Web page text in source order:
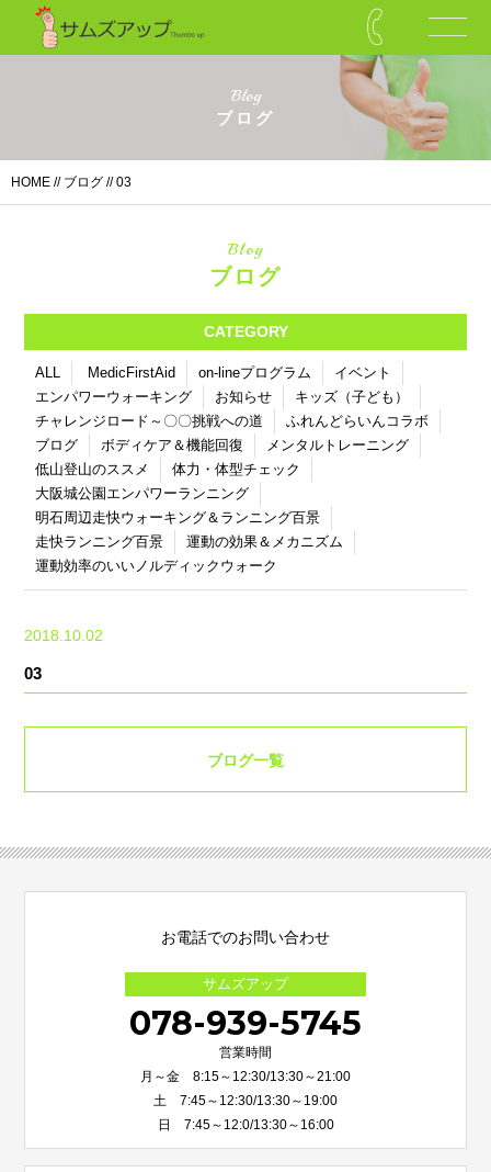
Blog
ブログ
HOME // ブログ // 03
Blog
ブログ
CATEGORY
ALL MedicFirstAid on-lineプログラム
イベント
エンパワーウォーキング
お知らせ
キッズ（子ども）
チャレンジロード～〇〇挑戦への道
ふれんどらいんコラボ
ブログ
ボディケア＆機能回復
メンタルトレーニング
低山登山のススメ
体力・体型チェック
大阪城公園エンパワーランニング
明石周辺走快ウォーキング＆ランニング百景
走快ランニング百景
運動の効果＆メカニズム
運動効率のいいノルディックウォーク
2018.10.02
03
ブログ一覧
お電話でのお問い合わせ
サムズアップ
078-939-5745
営業時間
月～金 8:15～12:30/13:30～21:00
土 7:45～12:30/13:30～19:00
日 7:45～12:0/13:30～16:00